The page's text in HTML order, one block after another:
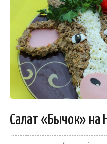
Салат «Бычок» на